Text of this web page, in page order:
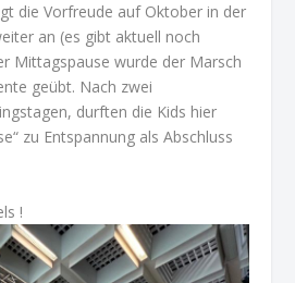
die Vorfreude auf Oktober in der
an (es gibt aktuell noch
Mittagspause wurde der Marsch
geübt. Nach zwei
durften die Kids hier
zu Entspannung als Abschluss
!